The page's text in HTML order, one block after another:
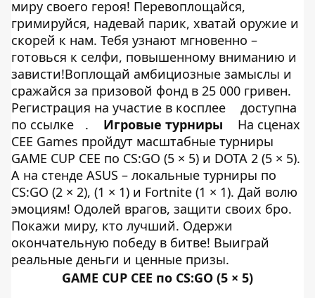
миру своего героя! Перевоплощайся,
гримируйся, надевай парик, хватай оружие и
скорей к нам. Тебя узнают мгновенно –
готовься к селфи, повышенному вниманию и
зависти!Воплощай амбициозные замыслы и
сражайся за призовой фонд в 25 000 гривен.
Регистрация на участие в косплее
доступна
по ссылке
. Игровые турниры
На сценах
CEE Games пройдут масштабные турниры
GAME CUP CEE по CS:GO (5 × 5) и DOTA 2 (5 × 5).
А на стенде ASUS – локальные турниры по
CS:GO (2 × 2), (1 × 1) и Fortnite (1 × 1). Дай волю
эмоциям! Одолей врагов, защити своих бро.
Покажи миру, кто лучший. Одержи
окончательную победу в битве! Выиграй
реальные деньги и ценные призы.
GAME CUP CEE по CS:GO (5 × 5)